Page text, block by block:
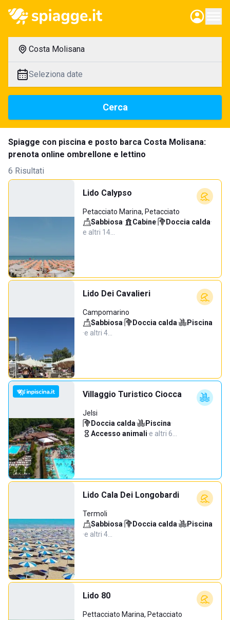
Costa Molisana
Seleziona date
Cerca
Spiagge con piscina e posto barca Costa Molisana:
prenota online ombrellone e lettino
6 Risultati
Lido Calypso
Petacciato Marina, Petacciato
Sabbiosa· Cabine· Doccia calda·
e altri 14…
Lido Dei Cavalieri
Campomarino
Sabbiosa· Doccia calda·
Piscina
·e altri 4…
Villaggio Turistico Ciocca
Jelsi
Doccia calda· Piscina·
Accesso animali·e altri 6…
Lido Cala Dei Longobardi
Termoli
Sabbiosa· Doccia calda·
Piscina
·e altri 4…
Lido 80
Pettacciato Marina, Petacciato